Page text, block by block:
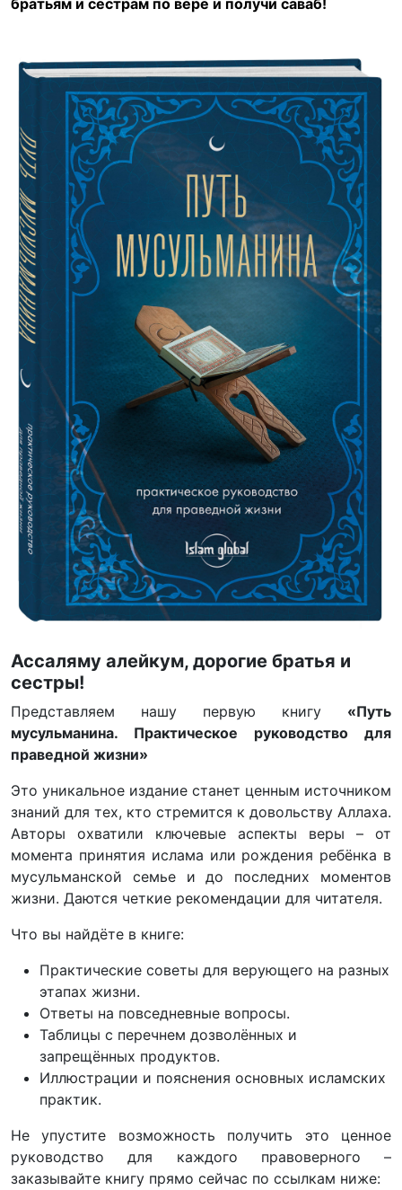
Ассаляму алейкум, дорогие братья и
сестры!
Представляем нашу первую книгу «Путь
мусульманина. Практическое руководство для
праведной жизни»
Это уникальное издание станет ценным источником
знаний для тех, кто стремится к довольству Аллаха.
Авторы охватили ключевые аспекты веры – от
момента принятия ислама или рождения ребёнка в
мусульманской семье и до последних моментов
жизни. Даются четкие рекомендации для читателя.
Что вы найдёте в книге:
Практические советы для верующего на разных
этапах жизни.
Ответы на повседневные вопросы.
Таблицы с перечнем дозволённых и
запрещённых продуктов.
Иллюстрации и пояснения основных исламских
практик.
Не упустите возможность получить это ценное
руководство для каждого правоверного –
заказывайте книгу прямо сейчас по ссылкам ниже: